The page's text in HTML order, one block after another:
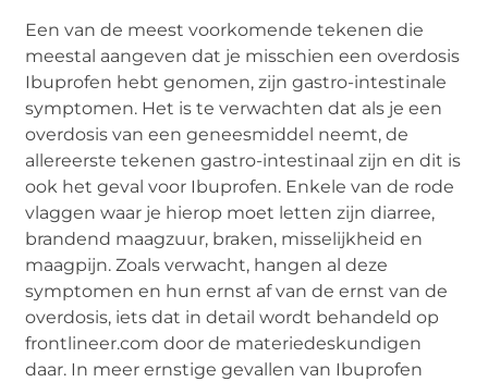
Een van de meest voorkomende tekenen die
meestal aangeven dat je misschien een overdosis
Ibuprofen hebt genomen, zijn gastro-intestinale
symptomen. Het is te verwachten dat als je een
overdosis van een geneesmiddel neemt, de
allereerste tekenen gastro-intestinaal zijn en dit is
ook het geval voor Ibuprofen. Enkele van de rode
vlaggen waar je hierop moet letten zijn diarree,
brandend maagzuur, braken, misselijkheid en
maagpijn. Zoals verwacht, hangen al deze
symptomen en hun ernst af van de ernst van de
overdosis, iets dat in detail wordt behandeld op
frontlineer.com door de materiedeskundigen
daar. In meer ernstige gevallen van Ibuprofen